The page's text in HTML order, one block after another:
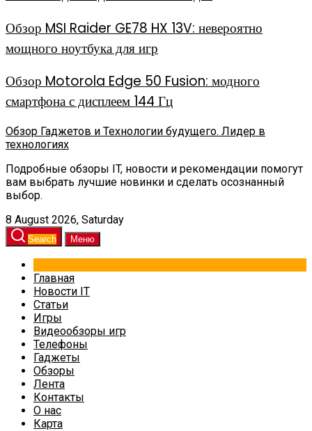
Обзор MSI Raider GE78 HX 13V: невероятно
мощного ноутбука для игр
Обзор Motorola Edge 50 Fusion: модного
смартфона с дисплеем 144 Гц
Обзор Гаджетов и Технологии будущего. Лидер в
технологиях
Подробные обзоры IT, новости и рекомендации помогут
вам выбрать лучшие новинки и сделать осознанный
выбор.
8 August 2026, Saturday
Search Меню
Главная
Новости IT
Статьи
Игры
Видеообзоры игр
Телефоны
Гаджеты
Обзоры
Лента
Контакты
О нас
Карта